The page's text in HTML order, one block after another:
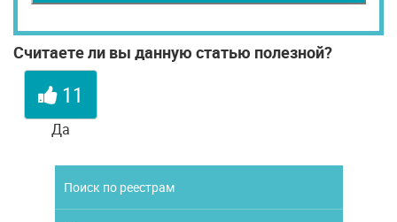
Считаете ли вы данную статью полезной?
11
Да
Поиск по реестрам